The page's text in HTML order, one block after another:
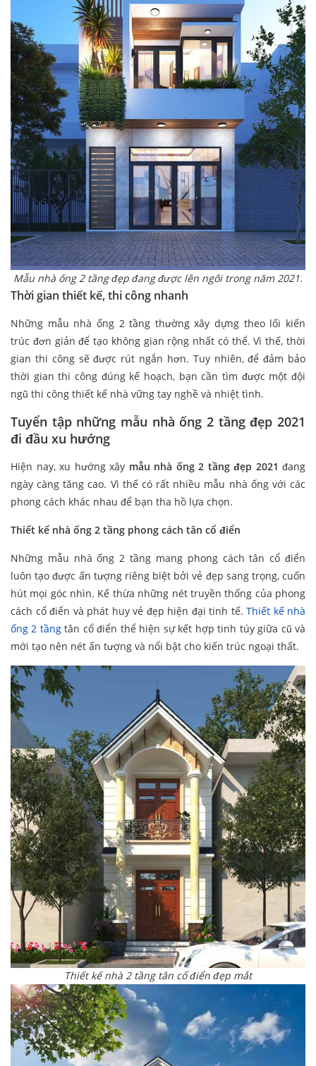
Mẫu nhà ống 2 tầng đẹp đang được lên ngôi trong năm 2021.
Thời gian thiết kế, thi công nhanh
Những mẫu nhà ống 2 tầng thường xây dựng theo lối kiến
trúc đơn giản để tạo không gian rộng nhất có thể. Vì thế, thời
gian thi công sẽ được rút ngắn hơn. Tuy nhiên, để đảm bảo
thời gian thi công đúng kế hoạch, bạn cần tìm được một đội
ngũ thi công thiết kế nhà vững tay nghề và nhiệt tình.
Tuyển tập những mẫu nhà ống 2 tầng đẹp 2021
đi đầu xu hướng
Hiện nay, xu hướng xây mẫu nhà ống 2 tầng đẹp 2021 đang
ngày càng tăng cao. Vì thế có rất nhiều mẫu nhà ống với các
phong cách khác nhau để bạn tha hồ lựa chọn.
Thiết kế nhà ống 2 tầng phong cách tân cổ điển
Những mẫu nhà ống 2 tầng mang phong cách tân cổ điển
luôn tạo được ấn tượng riêng biệt bởi vẻ đẹp sang trọng, cuốn
hút mọi góc nhìn. Kế thừa những nét truyền thống của phong
cách cổ điển và phát huy vẻ đẹp hiện đại tinh tế. Thiết kế nhà
ống 2 tầngtân cổ điển thể hiện sự kết hợp tinh túy giữa cũ và
mới tạo nên nét ấn tượng và nổi bật cho kiến ​​trúc ngoại thất.
Thiết kế nhà 2 tầng tân cổ điển đẹp mắt